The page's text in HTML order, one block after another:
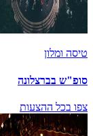
טיסה ומלון
סופ"ש בברצלונה
צפו בכל ההצעות